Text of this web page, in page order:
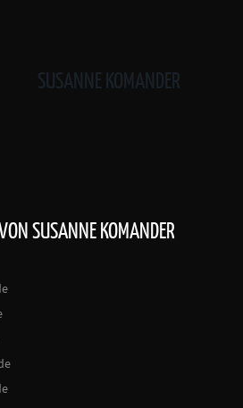
SUSANNE KOMANDER
SUSANNE KOMANDER